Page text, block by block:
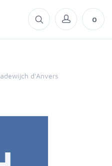
0
Hadewijch d'Anvers